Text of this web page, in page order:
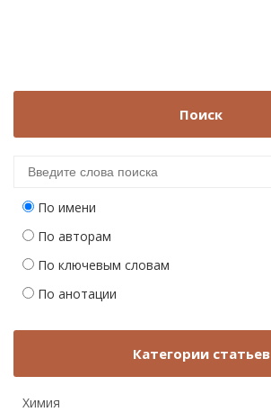
Поиск
По имени
По авторам
По ключевым словам
По анотации
Категории статьев
Химия